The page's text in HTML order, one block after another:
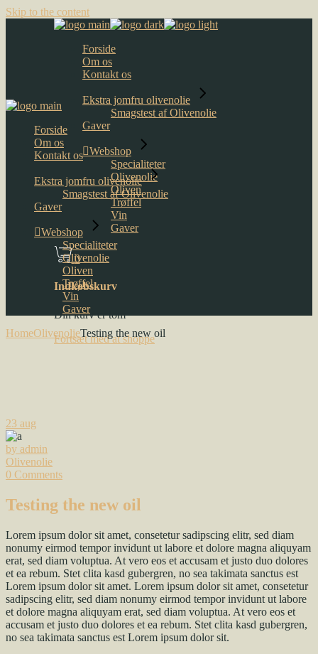
Skip to the content
Forside
Om os
Kontakt os
Ekstra jomfru olivenolie
Smagstest af Olivenolie
Gaver
Webshop
Specialiteter
Olivenolie
Oliven
Trøffel
Vin
Gaver
0
Indkøbskurv
Din kurv er tom
Fortsæt med at shoppe
Forside
Om os
Kontakt os
Ekstra jomfru olivenolie
Smagstest af Olivenolie
Gaver
Webshop
Specialiteter
Olivenolie
Oliven
Trøffel
Vin
Gaver
HomeOlivenolieTesting the new oil
23 aug
by admin
Olivenolie
0 Comments
Testing the new oil
Lorem ipsum dolor sit amet, consetetur sadipscing elitr, sed diam
nonumy eirmod tempor invidunt ut labore et dolore magna aliquyam
erat, sed diam voluptua. At vero eos et accusam et justo duo dolores
et ea rebum. Stet clita kasd gubergren, no sea takimata sanctus est
Lorem ipsum dolor sit amet. Lorem ipsum dolor sit amet, consetetur
sadipscing elitr, sed diam nonumy eirmod tempor invidunt ut labore
et dolore magna aliquyam erat, sed diam voluptua. At vero eos et
accusam et justo duo dolores et ea rebum. Stet clita kasd gubergren,
no sea takimata sanctus est Lorem ipsum dolor sit.